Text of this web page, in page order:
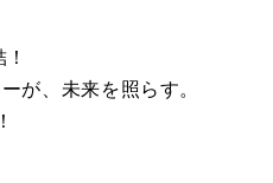
が、未来を照らす。